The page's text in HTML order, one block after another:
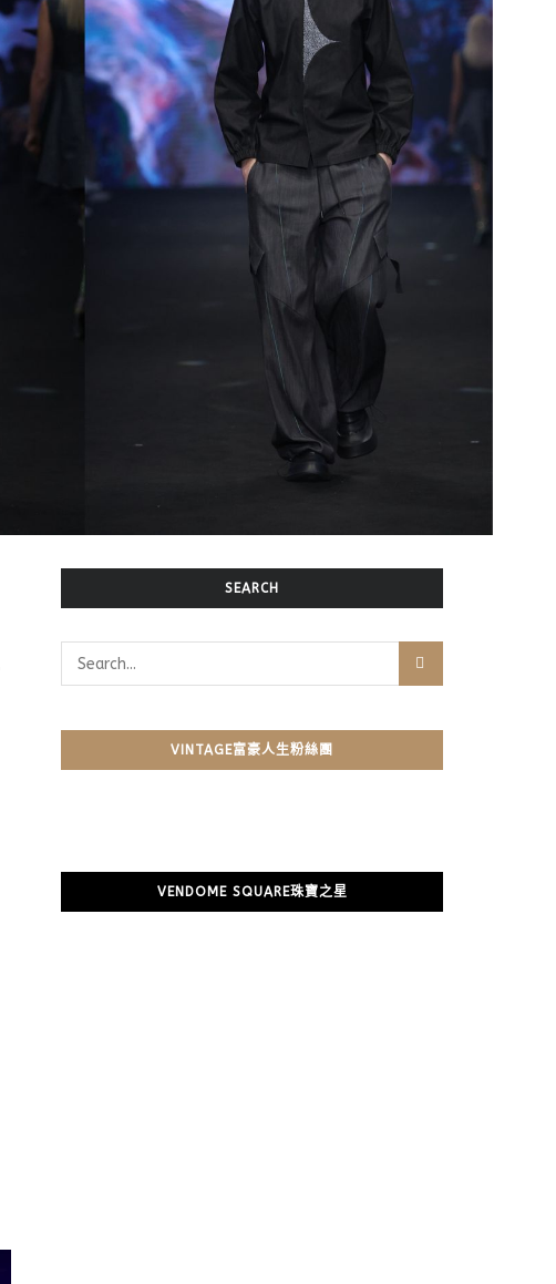
SEARCH
VINTAGE富豪人生粉絲團
VENDOME SQUARE珠寶之星